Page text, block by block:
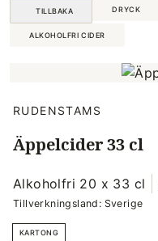
TILLBAKA DRYCK
ALKOHOLFRI CIDER
RUDENSTAMS
Äppelcider 33 cl
Alkoholfri 20 x 33 cl
Tillverkningsland: Sverige
KARTONG